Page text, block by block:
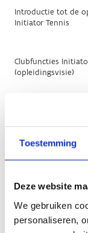
Toestemming
Deze website
We gebruiken
personaliseren,